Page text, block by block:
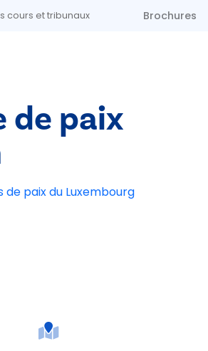
cours et tribunaux Brochures
de paix
de paix du Luxembourg